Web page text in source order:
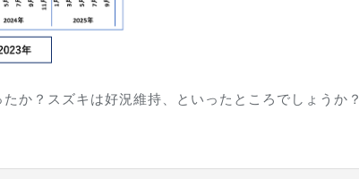
か？スズキは好況維持、といったところでしょうか？